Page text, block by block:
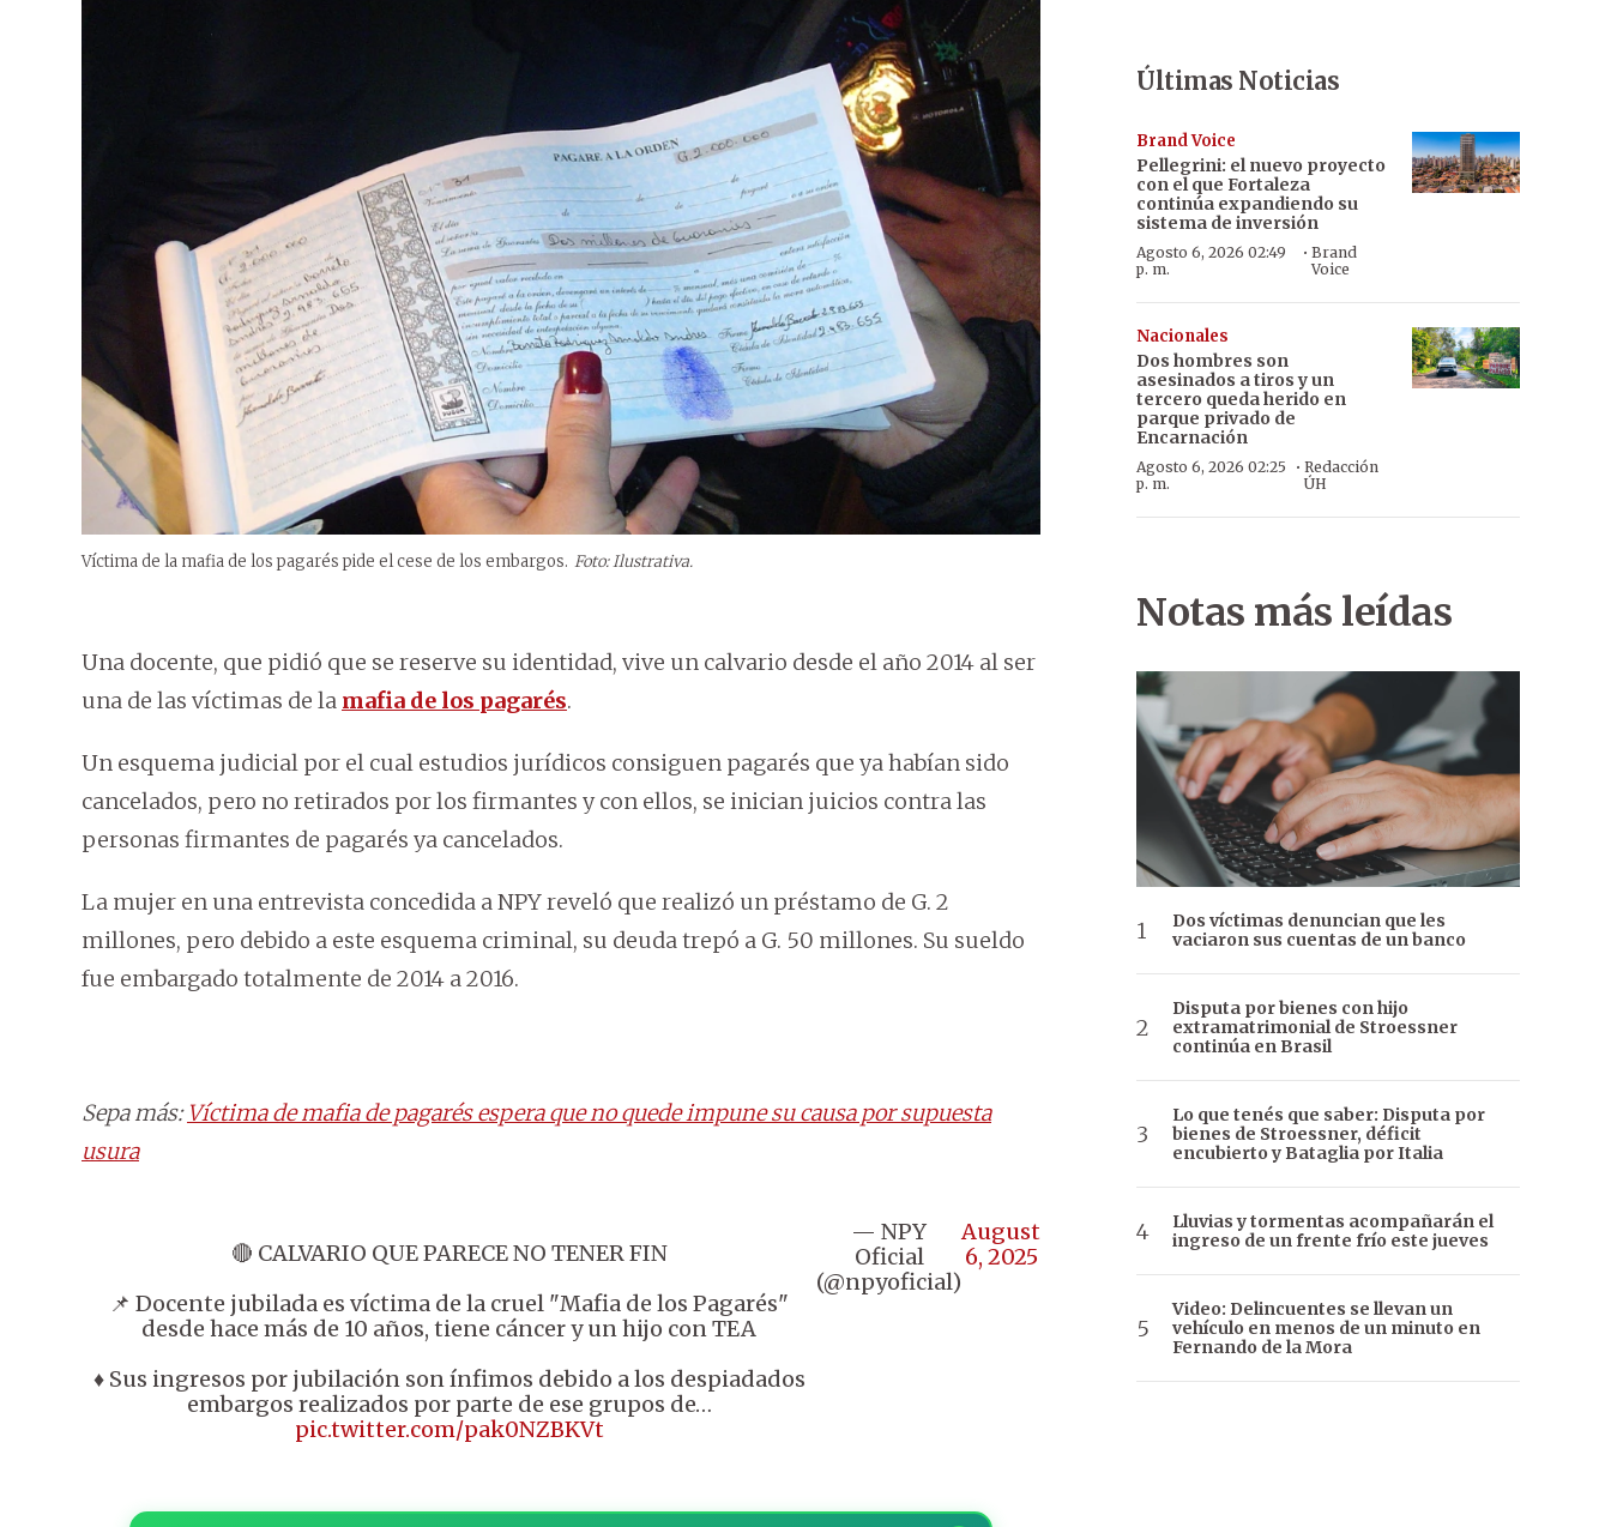
Víctima de la mafia de los pagarés pide el cese de los embargos. Foto: Ilustrativa.
Una docente, que pidió que se reserve su identidad, vive un calvario desde el año 2014 al ser
una de las víctimas de la mafia de los pagarés.
Un esquema judicial por el cual estudios jurídicos consiguen pagarés que ya habían sido
cancelados, pero no retirados por los firmantes y con ellos, se inician juicios contra las
personas firmantes de pagarés ya cancelados.
La mujer en una entrevista concedida a NPY reveló que realizó un préstamo de G. 2
millones, pero debido a este esquema criminal, su deuda trepó a G. 50 millones. Su sueldo
fue embargado totalmente de 2014 a 2016.
Sepa más: Víctima de mafia de pagarés espera que no quede impune su causa por supuesta
usura
🔴 CALVARIO QUE PARECE NO TENER FIN
📌 Docente jubilada es víctima de la cruel "Mafia de los Pagarés"
desde hace más de 10 años, tiene cáncer y un hijo con TEA
♦️ Sus ingresos por jubilación son ínfimos debido a los despiadados
embargos realizados por parte de ese grupos de…
pic.twitter.com/pak0NZBKVt
— NPY
Oficial
(@npyoficial)
August
6, 2025
Últimas Noticias
Brand Voice
Pellegrini: el nuevo proyecto
con el que Fortaleza
continúa expandiendo su
sistema de inversión
Agosto 6, 2026 02:49
p. m.
·Brand
Voice
Nacionales
Dos hombres son
asesinados a tiros y un
tercero queda herido en
parque privado de
Encarnación
Agosto 6, 2026 02:25
p. m.
· Redacción
ÚH
Notas más leídas
Dos víctimas denuncian que les
vaciaron sus cuentas de un banco
Disputa por bienes con hijo
extramatrimonial de Stroessner
continúa en Brasil
Lo que tenés que saber: Disputa por
bienes de Stroessner, déficit
encubierto y Bataglia por Italia
Lluvias y tormentas acompañarán el
ingreso de un frente frío este jueves
Video: Delincuentes se llevan un
vehículo en menos de un minuto en
Fernando de la Mora